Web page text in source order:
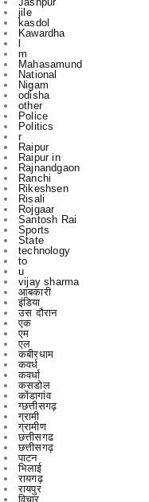
m
Mahasamund
National
Nigam
odisha
other
Police
Politics
r
Raipur
Raipur in
Rajnandgaon
Ranchi
Rikeshsen
Risali
Rojgaar
Santosh Rai
Sports
State
technology
to
u
vijay sharma
आबकारी
इंडिया
उस दौरान
एक
एम
एल
कबीरधाम
कवर्ध
कवर्धा
कसडोल
कोंडागांव
ग्छत्तीसगढ़
ग्रामी
ग्रामीण
छत्तीसगढ
छत्तीसगढ़
पाटन
भिलाई
रायगढ़
रायपुर
विचार
विचार मंथन
विचारमंथन
शहर
शहरChhattisgarrh